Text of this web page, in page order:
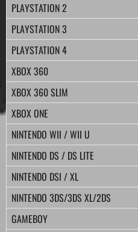
PLAYSTATION 2
PLAYSTATION 3
PLAYSTATION 4
XBOX 360
XBOX 360 SLIM
XBOX ONE
NINTENDO WII / WII U
NINTENDO DS / DS LITE
NINTENDO DSI / XL
NINTENDO 3DS/3DS XL/2DS
GAMEBOY